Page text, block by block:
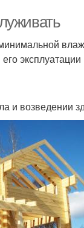
и возведении